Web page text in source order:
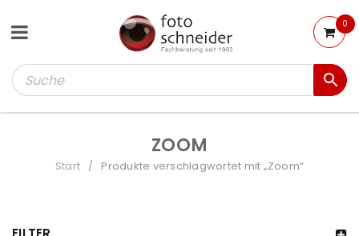
0
ZOOM
Start / Produkte verschlagwortet mit „Zoom“